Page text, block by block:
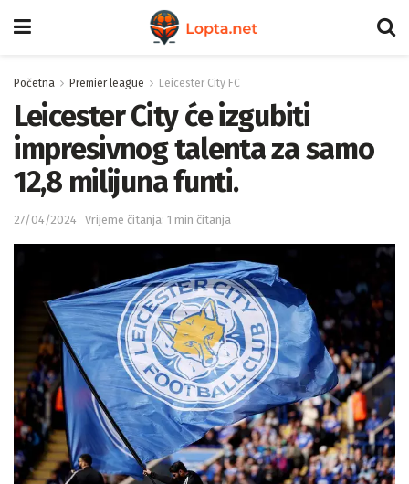
Početna Premier league Leicester City FC
Leicester City će izgubiti
impresivnog talenta za samo
12,8 milijuna funti.
27/04/2024 Vrijeme čitanja: 1 min čitanja